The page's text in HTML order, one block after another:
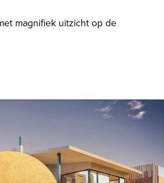
magnifiek uitzicht op de